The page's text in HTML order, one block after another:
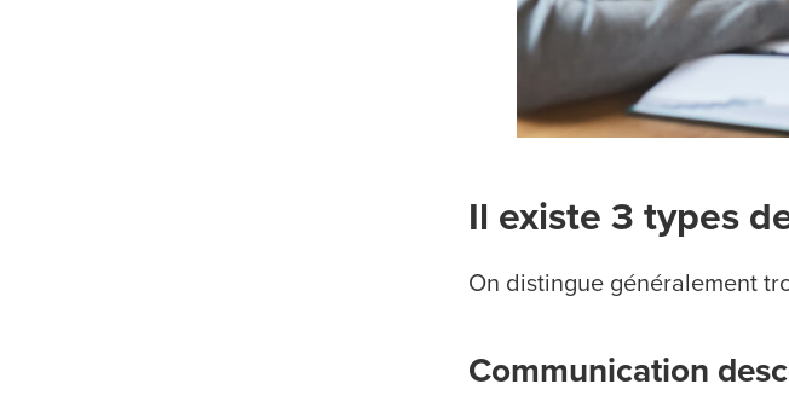
Il existe 3 types
On distingue généralement
Communication